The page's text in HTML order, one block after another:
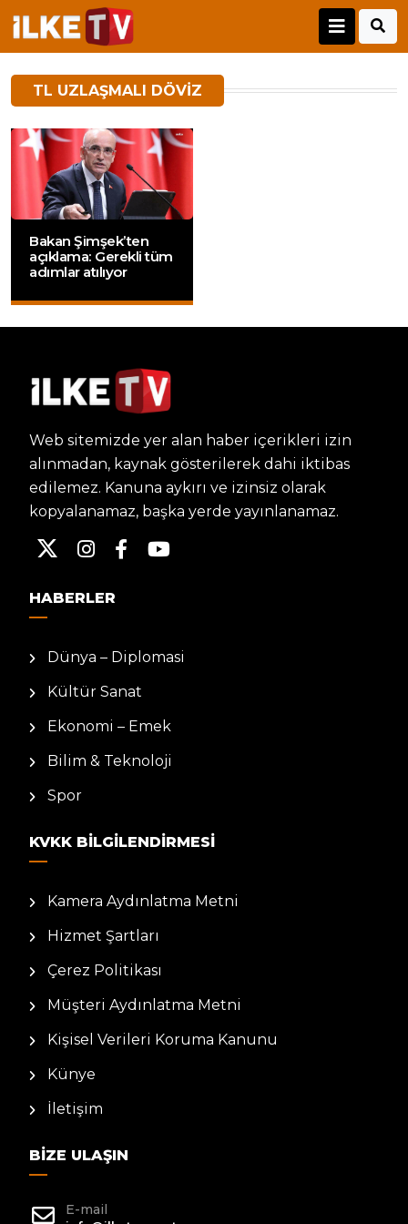
TL UZLAŞMALI DÖVIZ
Bakan Şimşek’ten
açıklama: Gerekli tüm
adımlar atılıyor
Web sitemizde yer alan haber içerikleri izin
alınmadan, kaynak gösterilerek dahi iktibas
edilemez. Kanuna aykırı ve izinsiz olarak
kopyalanamaz, başka yerde yayınlanamaz.
HABERLER
Dünya – Diplomasi
Kültür Sanat
Ekonomi – Emek
Bilim & Teknoloji
Spor
KVKK BILGILENDIRMESI
Kamera Aydınlatma Metni
Hizmet Şartları
Çerez Politikası
Müşteri Aydınlatma Metni
Kişisel Verileri Koruma Kanunu
Künye
İletişim
BIZE ULAŞIN
E-mail